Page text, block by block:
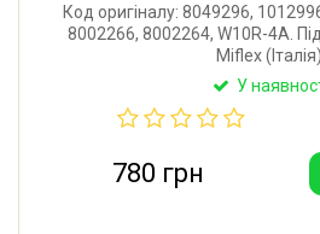
Код оригіналу: 8049296,
8002266, 8002264, W10R-4A.
Miflex (Італія).
У
780 грн